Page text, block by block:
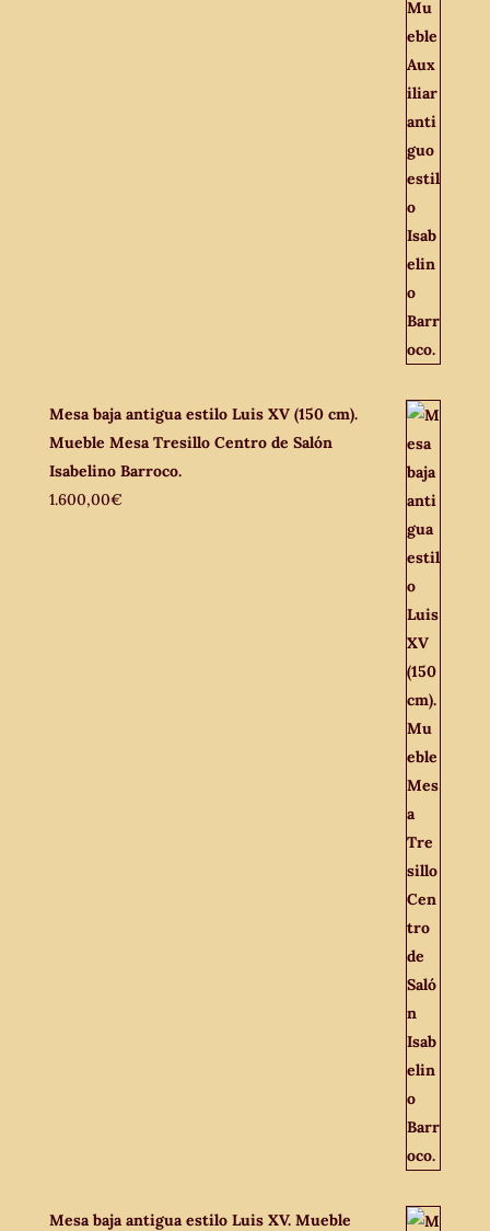
Mesa baja antigua estilo Luis XV (150 cm).
Mueble Mesa Tresillo Centro de Salón
Isabelino Barroco.
1.600,00€
Mesa baja antigua estilo Luis XV. Mueble